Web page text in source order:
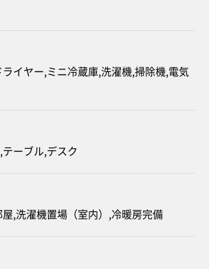
イヤー,ミニ冷蔵庫,洗濯機,掃除機,電気
ーブル,デスク
,洗濯機置場（室内）,冷暖房完備